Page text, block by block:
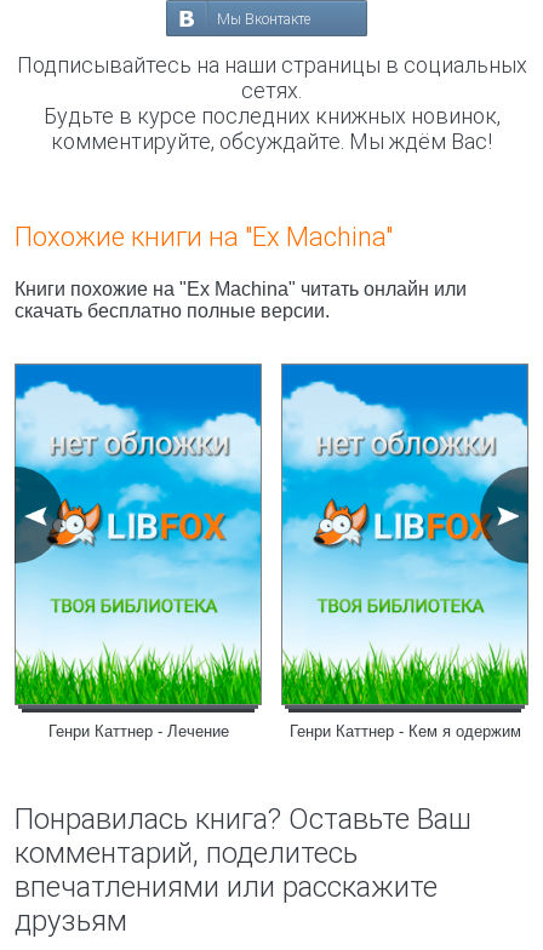
Мы Вконтакте
Подписывайтесь на наши страницы в социальных
сетях.
Будьте в курсе последних книжных новинок,
комментируйте, обсуждайте. Мы ждём Вас!
Похожие книги на "Ex Machina"
Книги похожие на "Ex Machina" читать онлайн или
скачать бесплатно полные версии.
Генри Каттнер - Лечение Генри Каттнер - Кем я одержим
Понравилась книга? Оставьте Ваш
комментарий, поделитесь
впечатлениями или расскажите
друзьям